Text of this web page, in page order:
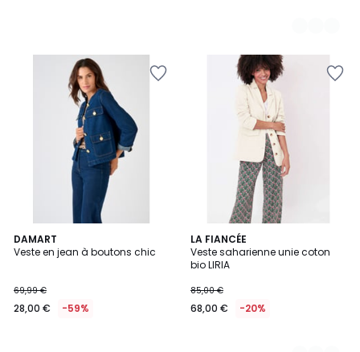
DAMART
Veste en jean à boutons chic
69,99 €
28,00 € -59%
LA FIANCÉE
Veste saharienne unie coton
bio LIRIA
85,00 €
68,00 € -20%
4
Couleurs